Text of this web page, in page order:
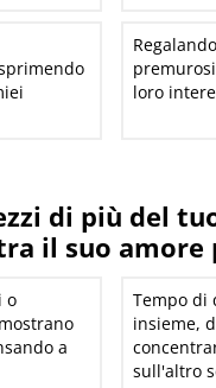
loro
di più del
il suo amore
o
a
Tempo di
insieme,
sull'altro